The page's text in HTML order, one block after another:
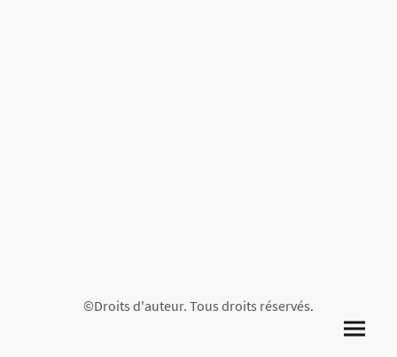
©Droits d'auteur. Tous droits réservés.